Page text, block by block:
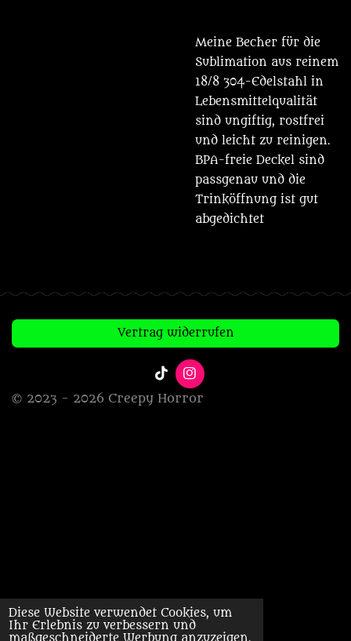
Diese Website verwendet Cookies, um
Ihr Erlebnis zu verbessern und
maßgeschneiderte Werbung anzuzeigen.
Meine Becher für die
Sublimation aus reinem
18/8 304-Edelstahl in
Lebensmittelqualität
sind ungiftig, rostfrei
und leicht zu reinigen.
BPA-freie Deckel sind
passgenau und die
Trinköffnung ist gut
abgedichtet
Vertrag widerrufen
T
i
k
I
n
s
© 2023 - 2026 Creepy Horror